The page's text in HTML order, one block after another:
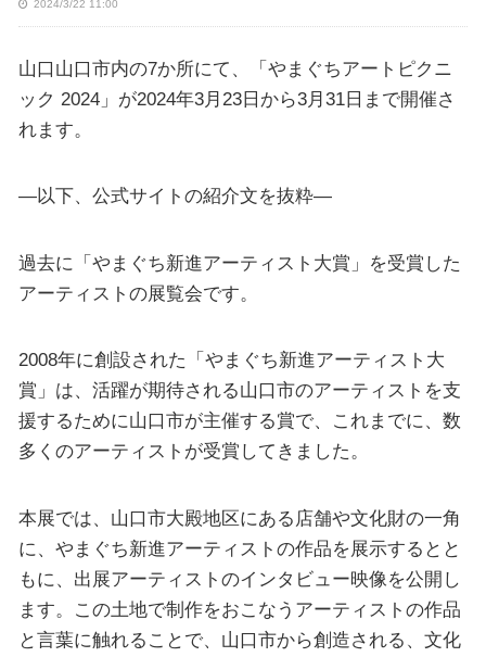
2024/3/22 11:00
山口山口市内の7か所にて、「やまぐちアートピクニ
ック 2024」が2024年3月23日から3月31日まで開催さ
れます。
—以下、公式サイトの紹介文を抜粋—
過去に「やまぐち新進アーティスト大賞」を受賞した
アーティストの展覧会です。
2008年に創設された「やまぐち新進アーティスト大
賞」は、活躍が期待される山口市のアーティストを支
援するために山口市が主催する賞で、これまでに、数
多くのアーティストが受賞してきました。
本展では、山口市大殿地区にある店舗や文化財の一角
に、やまぐち新進アーティストの作品を展示するとと
もに、出展アーティストのインタビュー映像を公開し
ます。この土地で制作をおこなうアーティストの作品
と言葉に触れることで、山口市から創造される、文化